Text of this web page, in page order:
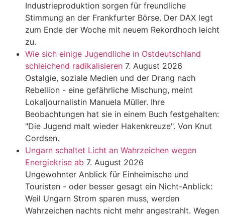
Industrieproduktion sorgen für freundliche
Stimmung an der Frankfurter Börse. Der DAX legt
zum Ende der Woche mit neuem Rekordhoch leicht
zu.
Wie sich einige Jugendliche in Ostdeutschland
schleichend radikalisieren 7. August 2026
Ostalgie, soziale Medien und der Drang nach
Rebellion - eine gefährliche Mischung, meint
Lokaljournalistin Manuela Müller. Ihre
Beobachtungen hat sie in einem Buch festgehalten:
"Die Jugend malt wieder Hakenkreuze". Von Knut
Cordsen.
Ungarn schaltet Licht an Wahrzeichen wegen
Energiekrise ab 7. August 2026
Ungewohnter Anblick für Einheimische und
Touristen - oder besser gesagt ein Nicht-Anblick:
Weil Ungarn Strom sparen muss, werden
Wahrzeichen nachts nicht mehr angestrahlt. Wegen